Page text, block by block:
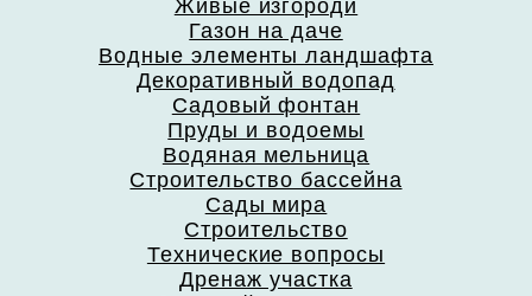
Живые изгороди
Газон на даче
Водные элементы ландшафта
Декоративный водопад
Садовый фонтан
Пруды и водоемы
Водяная мельница
Строительство бассейна
Сады мира
Строительство
Технические вопросы
Дренаж участка